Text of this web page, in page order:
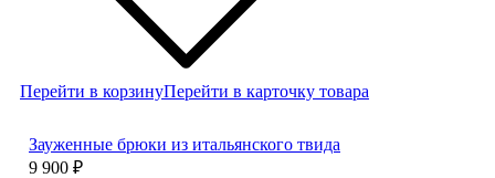
Перейти в корзинуПерейти в карточку товара
Зауженные брюки из итальянского твида
9 900 ₽